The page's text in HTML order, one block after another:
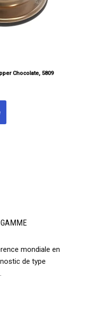
Chocolate, 5809
mondiale en
de type